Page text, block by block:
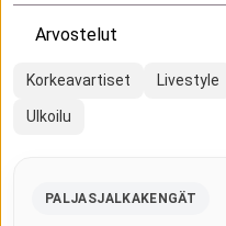
Arvostelut
Korkeavartiset Livestyle
Ulkoilu
PALJASJALKAKENGÄT